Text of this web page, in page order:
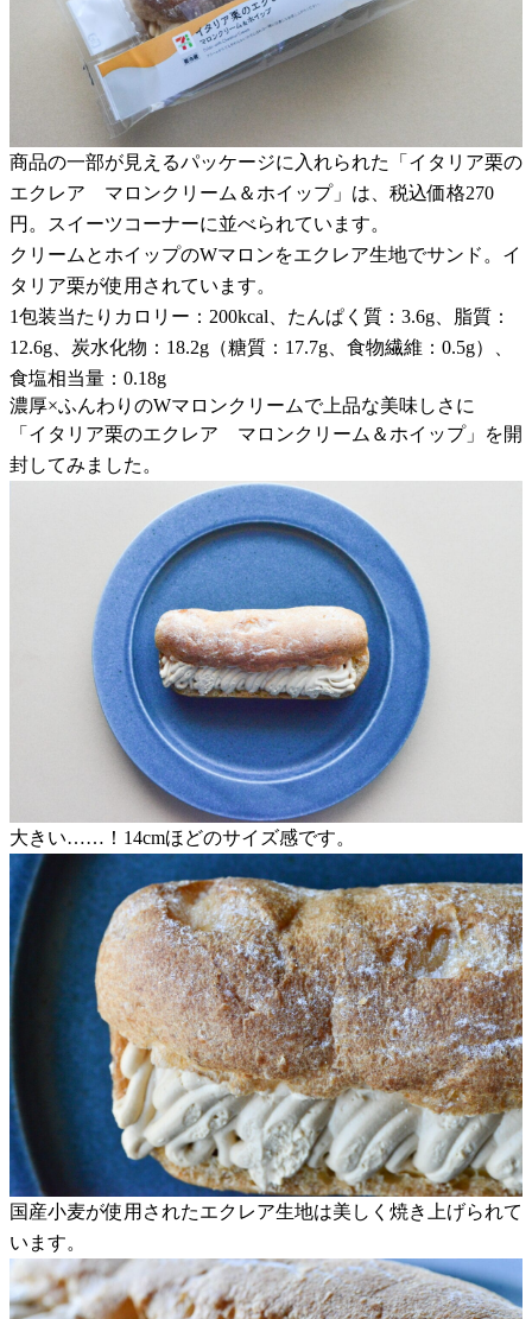
商品の一部が見えるパッケージに入れられた「イタリア栗の
エクレア マロンクリーム＆ホイップ」は、税込価格270
円。スイーツコーナーに並べられています。
クリームとホイップのWマロンをエクレア生地でサンド。イ
タリア栗が使用されています。
1包装当たりカロリー：200kcal、たんぱく質：3.6g、脂質：
12.6g、炭水化物：18.2g（糖質：17.7g、食物繊維：0.5g）、
食塩相当量：0.18g
濃厚×ふんわりのWマロンクリームで上品な美味しさに
「イタリア栗のエクレア マロンクリーム＆ホイップ」を開
封してみました。
大きい……！14cmほどのサイズ感です。
国産小麦が使用されたエクレア生地は美しく焼き上げられて
います。